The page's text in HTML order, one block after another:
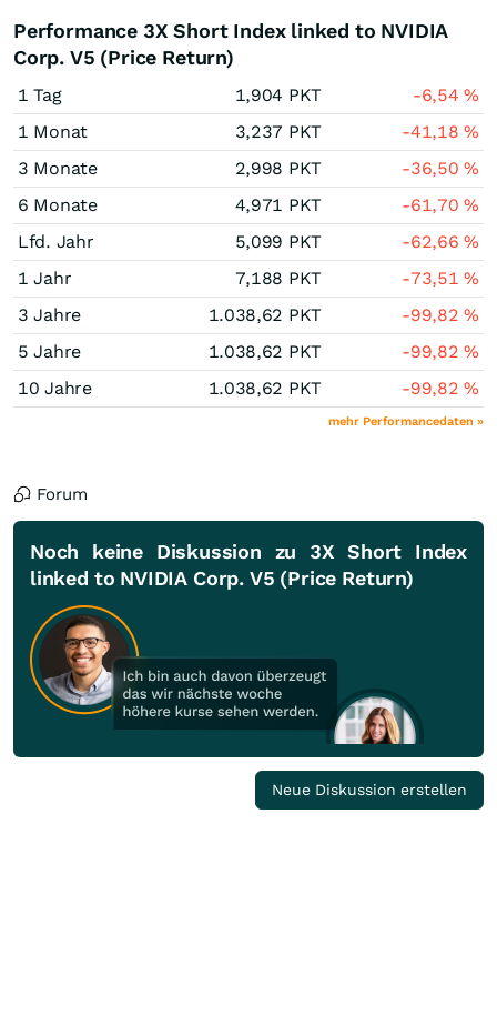
Performance 3X Short Index linked to NVIDIA
Corp. V5 (Price Return)
1 Tag 1,904 PKT -6,54%
1 Monat
3,237 PKT -41,18%
3 Monate
2,998 PKT -36,50%
6 Monate
4,971 PKT -61,70%
Lfd. Jahr
5,099 PKT -62,66%
1 Jahr
7,188 PKT -73,51%
3 Jahre
1.038,62 PKT -99,82%
5 Jahre
1.038,62 PKT -99,82%
10 Jahre
1.038,62 PKT -99,82%
mehr Performancedaten »
Forum
Noch keine Diskussion zu 3X Short Index
linked to NVIDIA Corp. V5 (Price Return)
Neue Diskussion erstellen